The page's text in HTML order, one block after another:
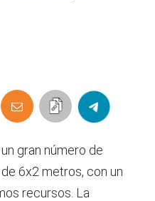
gran número de
6x2 metros, con un
recursos. La